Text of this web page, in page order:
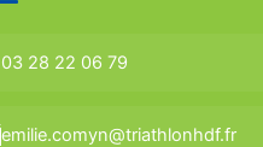
03 28 22 06 79
emilie.comyn@triathlonhdf.fr